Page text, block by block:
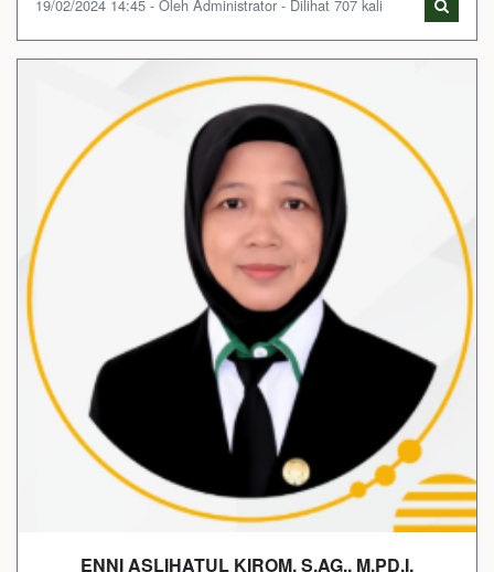
19/02/2024 14:45 - Oleh Administrator - Dilihat 707 kali
ENNI ASLIHATUL KIROM, S.AG., M.PD.I.